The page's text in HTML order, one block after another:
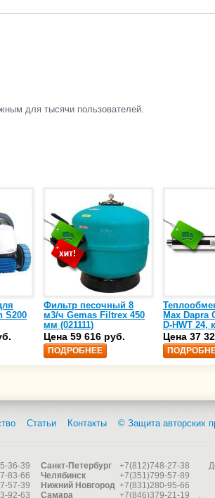
для тысячи пользователей.
S200
Фильтр песочный 8
м3/ч Gemas Filtrex 450
мм (021111)
Цена 59 616 руб.
ПОДРОБНЕЕ
Max Dapra
D-HWT 24,
спираль
сталь AISI-
25)
Цена 37
Статьи Контакты © Защита авторских
36-39 Санкт-Петербург
+7(812)748-27-38
83-66 Челябинск
+7(351)799-57-89
57-39 Нижний Новгород +7(831)280-95-66
92-63 Самара +7(846)379-21-19